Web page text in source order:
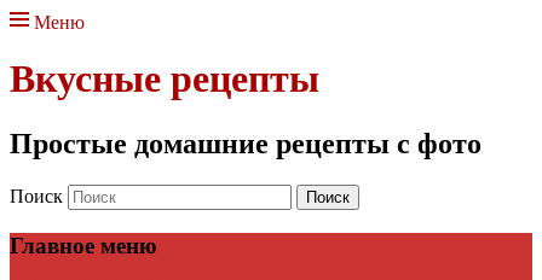
Меню
Вкусные рецепты
Простые домашние рецепты с фото
Поиск
Главное меню